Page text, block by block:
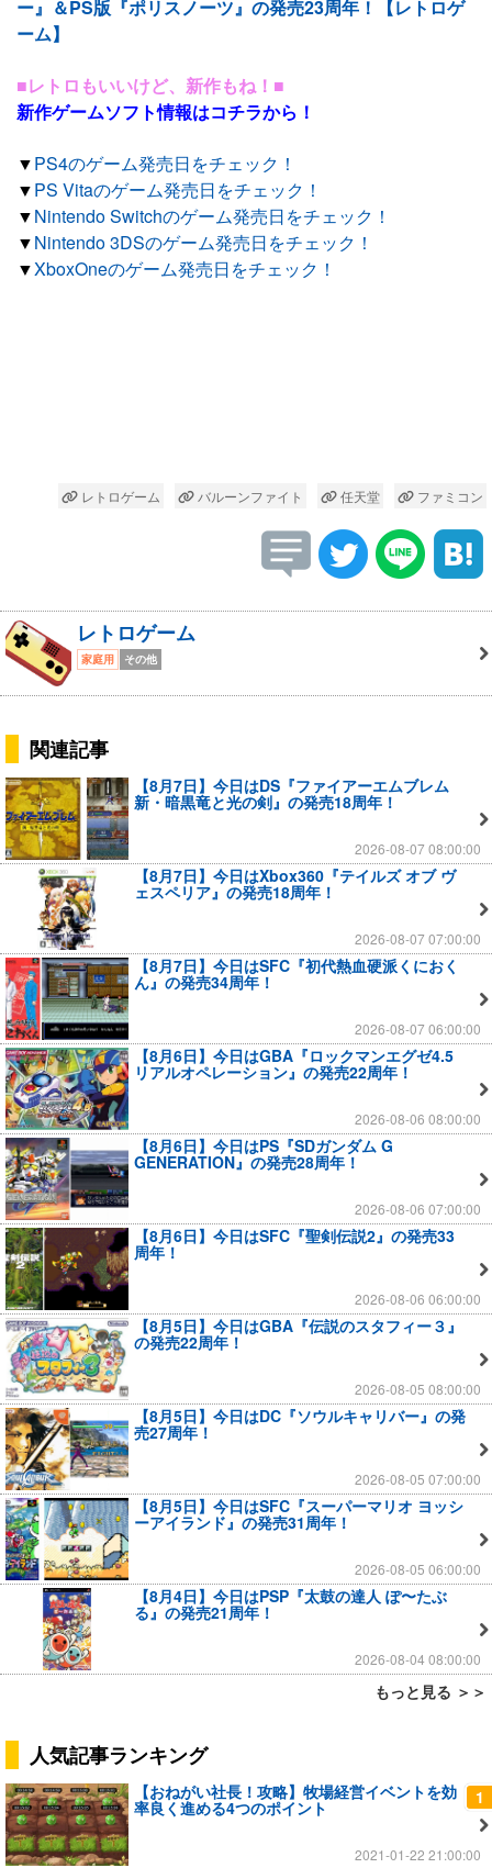
ー』＆PS版『ポリスノーツ』の発売23周年！【レトロゲ
ーム】
■レトロもいいけど、新作もね！■
新作ゲームソフト情報はコチラから！
▼PS4のゲーム発売日をチェック！
▼PS Vitaのゲーム発売日をチェック！
▼Nintendo Switchのゲーム発売日をチェック！
▼Nintendo 3DSのゲーム発売日をチェック！
▼XboxOneのゲーム発売日をチェック！
レトロゲーム バルーンファイト 任天堂 ファミコン
レトロゲーム
家庭用 その他
関連記事
【8月7日】今日はDS『ファイアーエムブレム
新・暗黒竜と光の剣』の発売18周年！
2026-08-07 08:00:00
【8月7日】今日はXbox360『テイルズ オブ ヴ
ェスペリア』の発売18周年！
2026-08-07 07:00:00
【8月7日】今日はSFC『初代熱血硬派くにおく
ん』の発売34周年！
2026-08-07 06:00:00
【8月6日】今日はGBA『ロックマンエグゼ4.5
リアルオペレーション』の発売22周年！
2026-08-06 08:00:00
【8月6日】今日はPS『SDガンダム G
GENERATION』の発売28周年！
2026-08-06 07:00:00
【8月6日】今日はSFC『聖剣伝説2』の発売33
周年！
2026-08-06 06:00:00
【8月5日】今日はGBA『伝説のスタフィー３』
の発売22周年！
2026-08-05 08:00:00
【8月5日】今日はDC『ソウルキャリバー』の発
売27周年！
2026-08-05 07:00:00
【8月5日】今日はSFC『スーパーマリオ ヨッシ
ーアイランド』の発売31周年！
2026-08-05 06:00:00
【8月4日】今日はPSP『太鼓の達人 ぽ〜たぶ
る』の発売21周年！
2026-08-04 08:00:00
もっと見る ＞＞
人気記事ランキング
1
【おねがい社長！攻略】牧場経営イベントを効
率良く進める4つのポイント
2021-01-22 21:00:00